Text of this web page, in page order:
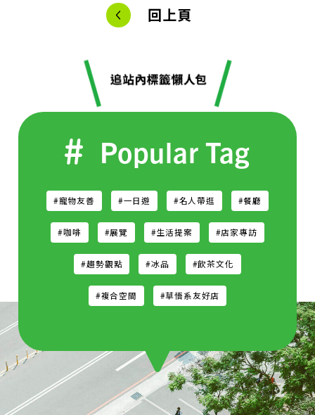
回上頁
Popular Tag
#寵物友善 #一日遊 #名人帶逛 #餐廳
#咖啡 #展覽 #生活提案 #店家專訪
#趨勢觀點 #冰品 #飲茶文化
#複合空間 #草悟系友好店